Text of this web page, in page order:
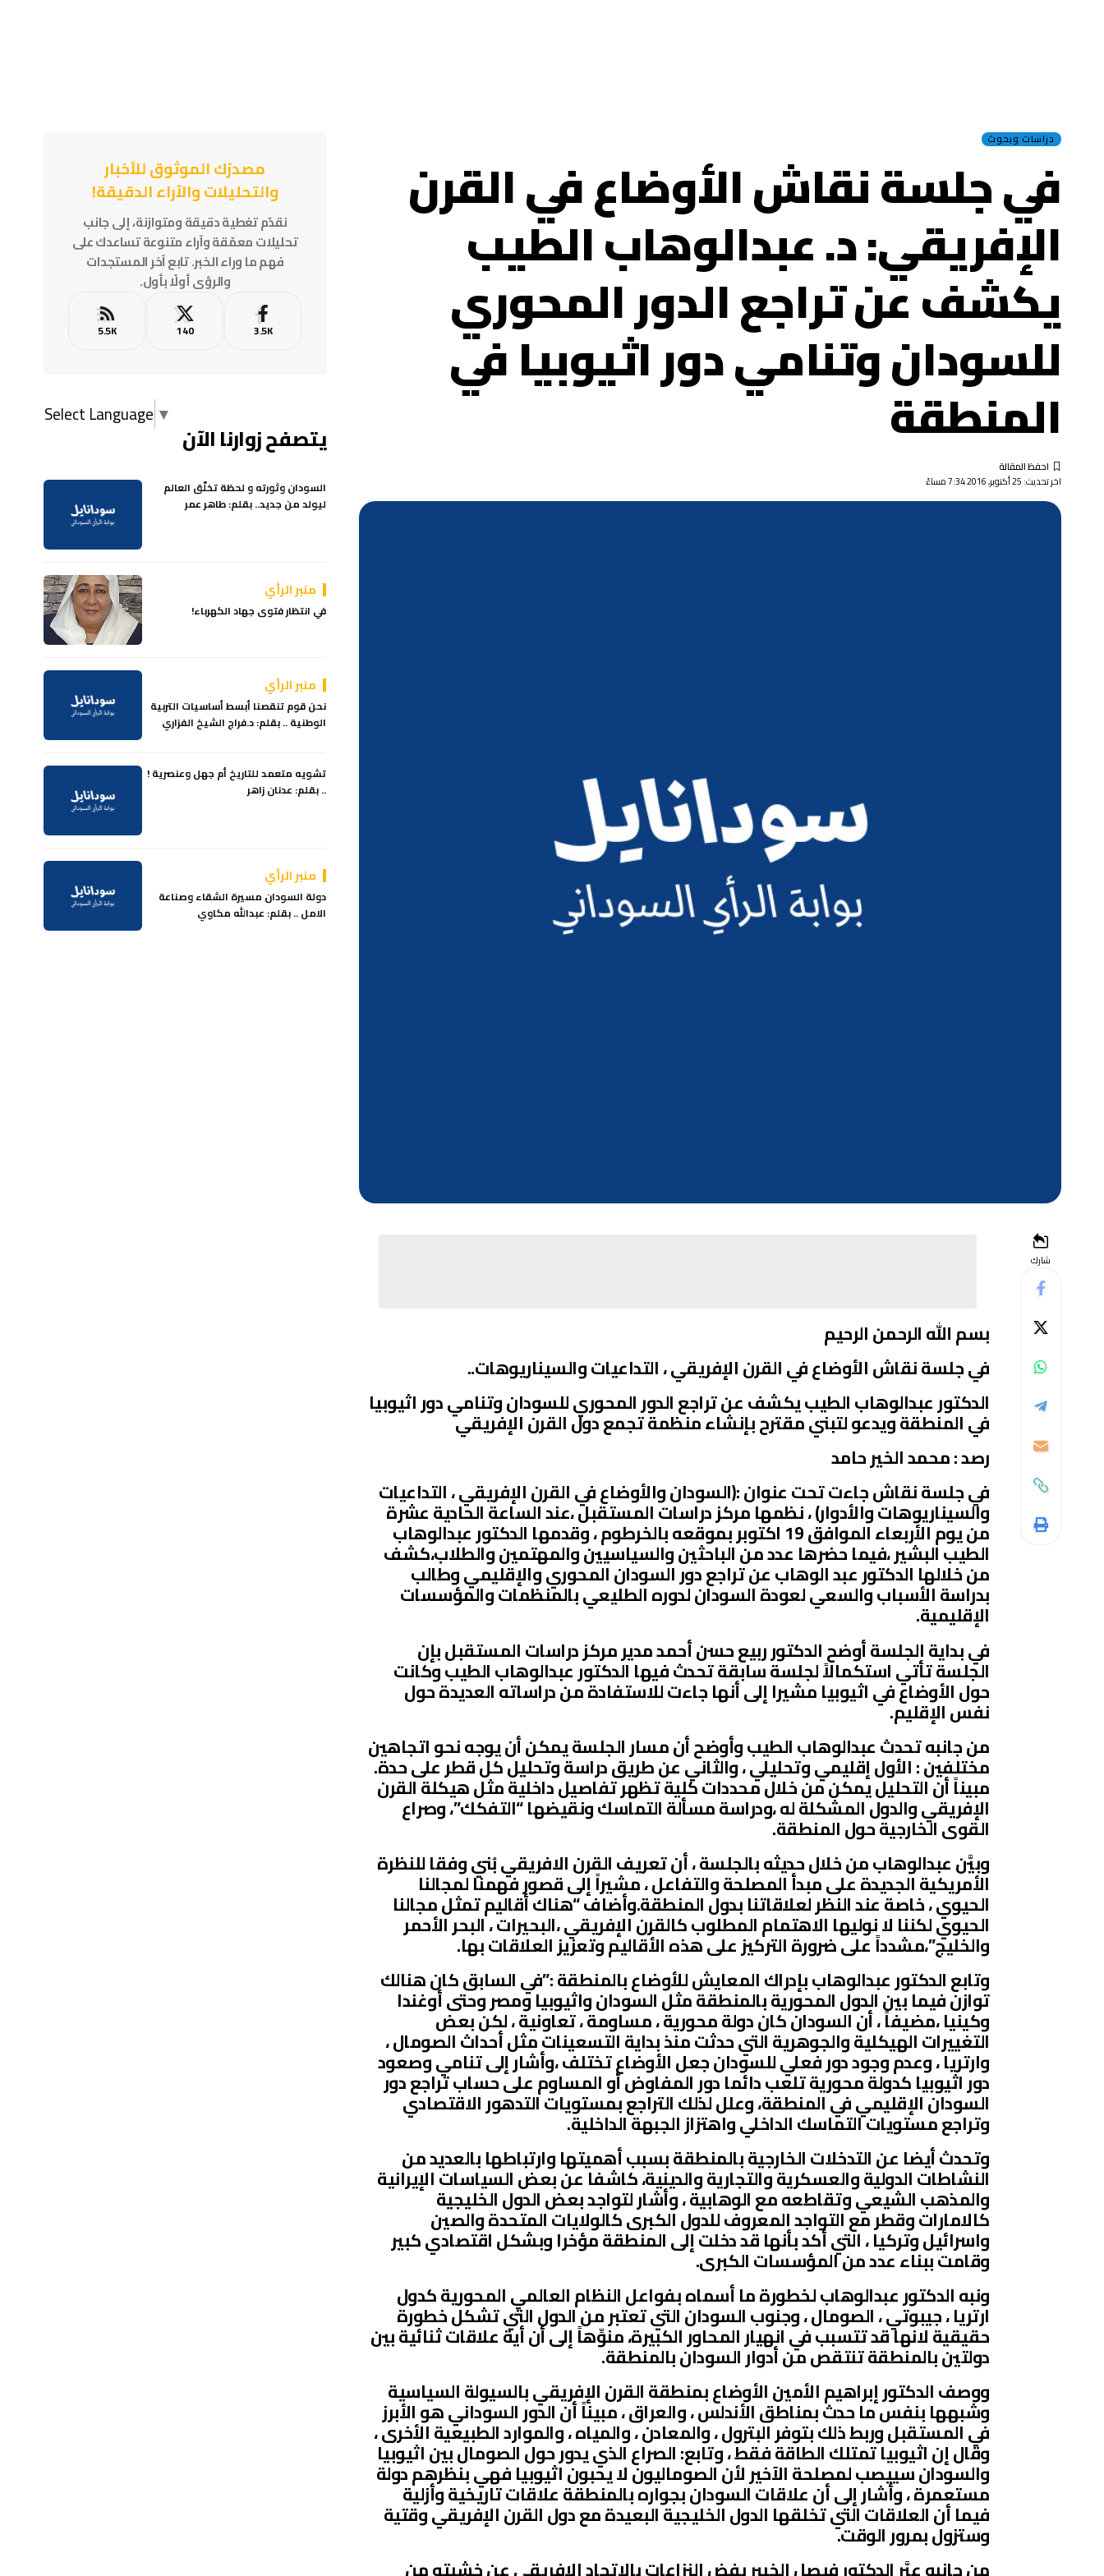
دراسات وبحوث
في جلسة نقاش الأوضاع في القرن
الإفريقي: د. عبدالوهاب الطيب
يكشف عن تراجع الدور المحوري
للسودان وتنامي دور اثيوبيا في
المنطقة
اخر تحديث: 25 أكتوبر, 2016 7:34 مساءً
شارك
بسم الله الرحمن الرحيم
في جلسة نقاش الأوضاع في القرن الإفريقي ، التداعيات والسيناريوهات..
الدكتور عبدالوهاب الطيب يكشف عن تراجع الدور المحوري للسودان وتنامي دور اثيوبيا
في المنطقة ويدعو لتبني مقترح بإنشاء منظمة تجمع دول القرن الإفريقي
رصد : محمد الخير حامد
في جلسة نقاش جاءت تحت عنوان :(السودان والأوضاع في القرن الإفريقي ، التداعيات
والسيناريوهات والأدوار) ، نظمها مركز دراسات المستقبل ،عند الساعة الحادية عشرة
من يوم الأربعاء الموافق 19 اكتوبر بموقعه بالخرطوم ، وقدمها الدكتور عبدالوهاب
الطيب البشير ،فيما حضرها عدد من الباحثين والسياسيين والمهتمين والطلاب،كشف
من خلالها الدكتور عبد الوهاب عن تراجع دور السودان المحوري والإقليمي وطالب
بدراسة الأسباب والسعي لعودة السودان لدوره الطليعي بالمنظمات والمؤسسات
الإقليمية.
في بداية الجلسة أوضح الدكتور ربيع حسن أحمد مدير مركز دراسات المستقبل بإن
الجلسة تأتي استكمالاً لجلسة سابقة تحدث فيها الدكتور عبدالوهاب الطيب وكانت
حول الأوضاع في اثيوبيا مشيرا إلى أنها جاءت للاستفادة من دراساته العديدة حول
نفس الإقليم.
من جانبه تحدث عبدالوهاب الطيب وأوضح أن مسار الجلسة يمكن أن يوجه نحو اتجاهين
مختلفين : الأول إقليمي وتحليلي ، والثاني عن طريق دراسة وتحليل كل قطر على حدة.
مبيناً أن التحليل يمكن من خلال محددات كلية تظهر تفاصيل داخلية مثل هيكلة القرن
الإفريقي والدول المشكلة له ،ودراسة مسألة التماسك ونقيضها “التفكك”، وصراع
القوى الخارجية حول المنطقة.
وبيَّن عبدالوهاب من خلال حديثه بالجلسة ، أن تعريف القرن الافريقي بُني وفقا للنظرة
الأمريكية الجديدة على مبدأ المصلحة والتفاعل ، مشيراً إلى قصور فهمنا لمجالنا
الحيوي ، خاصة عند النظر لعلاقاتنا بدول المنطقة.وأضاف “هناك أقاليم تمثل مجالنا
الحيوي لكننا لا نوليها الاهتمام المطلوب كالقرن الإفريقي ،البحيرات ، البحر الأحمر
والخليج”،مشدداً على ضرورة التركيز على هذه الأقاليم وتعزيز العلاقات بها.
وتابع الدكتور عبدالوهاب بإدراك المعايش للأوضاع بالمنطقة :”في السابق كان هنالك
توازن فيما بين الدول المحورية بالمنطقة مثل السودان واثيوبيا ومصر وحتى أوغندا
وكينيا ،مضيفاً ، أن السودان كان دولة محورية ، مساومة ، تعاونية ، لكن بعض
التغييرات الهيكلية والجوهرية التي حدثت منذ بداية التسعينات مثل أحداث الصومال ،
وارتريا ، وعدم وجود دور فعلي للسودان جعل الأوضاع تختلف ،وأشار إلى تنامي وصعود
دور اثيوبيا كدولة محورية تلعب دائما دور المفاوض أو المساوم على حساب تراجع دور
السودان الإقليمي في المنطقة، وعلل لذلك التراجع بمستويات التدهور الاقتصادي
وتراجع مستويات التماسك الداخلي واهتزاز الجبهة الداخلية.
وتحدث أيضا عن التدخلات الخارجية بالمنطقة بسبب أهميتها وارتباطها بالعديد من
النشاطات الدولية والعسكرية والتجارية والدينية، كاشفا عن بعض السياسات الإيرانية
والمذهب الشيعي وتقاطعه مع الوهابية ، وأشار لتواجد بعض الدول الخليجية
كالامارات وقطر مع التواجد المعروف للدول الكبرى كالولايات المتحدة والصين
واسرائيل وتركيا ، التي أكد بأنها قد دخلت إلى المنطقة مؤخرا وبشكل اقتصادي كبير
وقامت ببناء عدد من المؤسسات الكبرى.
ونبه الدكتور عبدالوهاب لخطورة ما أسماه بفواعل النظام العالمي المحورية كدول
ارتريا ، جيبوتي ، الصومال ، وجنوب السودان التي تعتبر من الدول التي تشكل خطورة
حقيقية لانها قد تتسبب في انهيار المحاور الكبيرة، منوِّهاً إلى أن أية علاقات ثنائية بين
دولتين بالمنطقة تنتقص من أدوار السودان بالمنطقة.
ووصف الدكتور إبراهيم الأمين الأوضاع بمنطقة القرن الإفريقي بالسيولة السياسية
وشبهها بنفس ما حدث بمناطق الأندلس ، والعراق ، مبيناً أن الدور السوداني هو الأبرز
في المستقبل وربط ذلك بتوفر البترول ، والمعادن ، والمياه ، والموارد الطبيعية الأخرى ،
وقال إن اثيوبيا تمتلك الطاقة فقط ، وتابع: الصراع الذي يدور حول الصومال بين اثيوبيا
والسودان سييصب لمصلحة الآخير لأن الصوماليون لا يحبون اثيوبيا فهي بنظرهم دولة
مستعمرة ، وأشار إلى أن علاقات السودان بجواره بالمنطقة علاقات تاريخية وأزلية
فيما أن العلاقات التي تخلقها الدول الخليجية البعيدة مع دول القرن الإفريقي وقتية
وستزول بمرور الوقت.
مصدرُك الموثوق للأخبار
والتحليلات والآراء الدقيقة!
نقدّم تغطية دقيقة ومتوازنة، إلى جانب
تحليلات معمّقة وآراء متنوعة تساعدك على
فهم ما وراء الخبر. تابع آخر المستجدات
والرؤى أولًا بأول.
3.5K
140
5.5K
Select Language ▼
يتصفح زوارنا الآن
السودان وثورته و لحظة تخلّق العالم
ليولد من جديد.. بقلم: طاهر عمر
منبر الرأي
في انتظار فتوى جهاد الكهرباء!
منبر الرأي
نحن قوم تنقصنا أبسط أساسيات التربية
الوطنية .. بقلم: د.فراج الشيخ الفزاري
تشويه متعمد للتاريخ أم جهل وعنصرية !
.. بقلم: عدنان زاهر
منبر الرأي
دولة السودان مسيرة الشقاء وصناعة
الامل .. بقلم: عبدالله مكاوي